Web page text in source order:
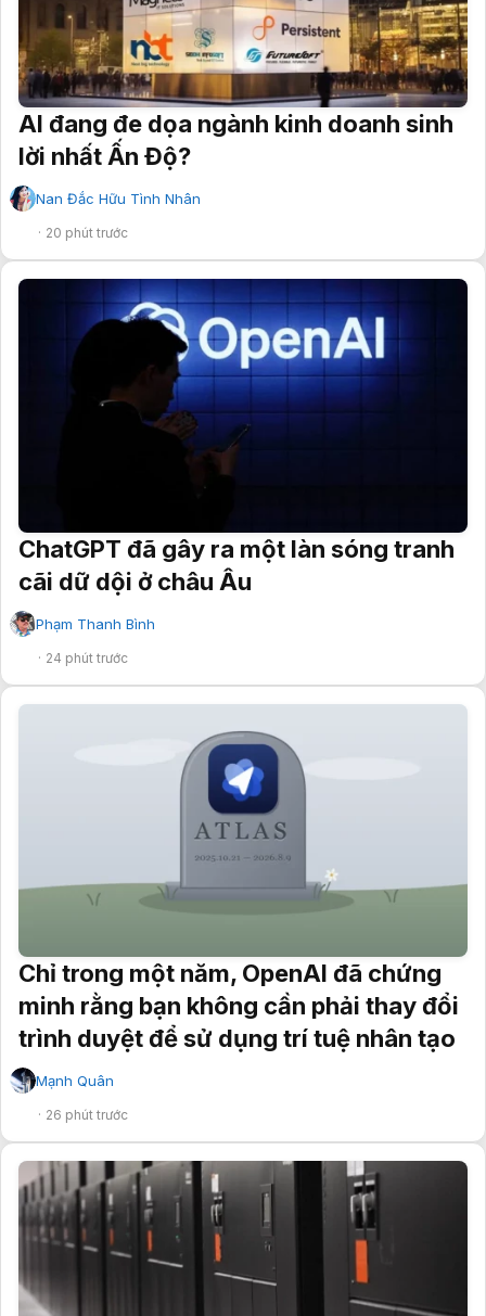
AI đang đe dọa ngành kinh doanh sinh
lời nhất Ấn Độ?
Nan Đắc Hữu Tình Nhân
20 phút trước
ChatGPT đã gây ra một làn sóng tranh
cãi dữ dội ở châu Âu
Phạm Thanh Bình
24 phút trước
Chỉ trong một năm, OpenAI đã chứng
minh rằng bạn không cần phải thay đổi
trình duyệt để sử dụng trí tuệ nhân tạo
Mạnh Quân
26 phút trước